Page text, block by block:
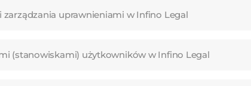
uprawnieniami w Infino Legal
(stanowiskami) użytkowników w Infino Legal